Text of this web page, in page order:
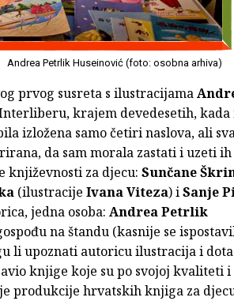
Andrea Petrlik Huseinović (foto: osobna arhiva)
prvog susreta s ilustracijama
krajem devedesetih, kada
izložena samo četiri naslova, ali
da sam morala zastati i uzeti
književnosti za djecu: Sunčane
(ilustracije Ivana Viteza) iSanje
jedna osoba: Andrea Petrlik
na štandu (kasnije se
li upoznati autoricu ilustracija i
knjige koje su po svojoj kvaliteti i
produkcije hrvatskih knjiga za